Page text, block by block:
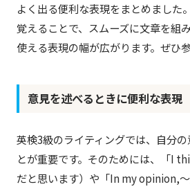
よく出る便利な表現をまとめました
覚えることで、スムーズに文章を組
使える表現の幅が広がります。ぜひ
意見を述べるときに便利な表現
英検3級のライティングでは、自分
とが重要です。そのためには、「I
だと思います）や「In my opinion,